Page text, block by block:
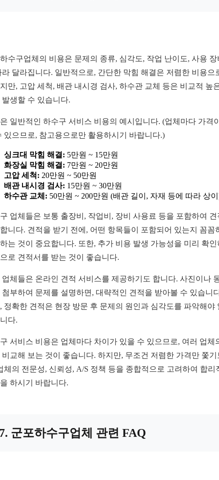
수구업체의 비용은 문제의 종류, 심각도, 작업 난이도, 사용 장
라 달라집니다. 일반적으로, 간단한 막힘 해결은 저렴한 비용으
만, 고압 세척, 배관 내시경 검사, 하수관 교체 등은 비교적 높
발생할 수 있습니다.
일반적인 하수구 서비스 비용의 예시입니다. (업체마다 가격
있으므로, 참고용으로만 활용하시기 바랍니다.)
싱크대 막힘 해결: 5만원 ~ 15만원
화장실 막힘 해결: 7만원 ~ 20만원
고압 세척: 20만원 ~ 50만원
배관 내시경 검사: 15만원 ~ 30만원
하수관 교체: 50만원 ~ 200만원 (배관 길이, 자재 등에 따라 상
업체들은 보통 출장비, 작업비, 장비 사용료 등을 포함하여 견
니다. 견적을 받기 전에, 어떤 항목들이 포함되어 있는지 꼼꼼
는 것이 중요합니다. 또한, 추가 비용 발생 가능성을 미리 확인
로 견적서를 받는 것이 좋습니다.
업체들은 온라인 견적 서비스를 제공하기도 합니다. 사진이나
첨부하여 문제를 설명하면, 대략적인 견적을 받아볼 수 있습니
정확한 견적은 현장 방문 후 문제의 원인과 심각도를 파악해야
다.
서비스 비용은 업체마다 차이가 있을 수 있으므로, 여러 업체
비교해 보는 것이 좋습니다. 하지만, 무조건 저렴한 가격만 쫓기
체의 전문성, 신뢰성, A/S 정책 등을 종합적으로 고려하여 합리
하시기 바랍니다.
군포하수구업체 관련 FAQ